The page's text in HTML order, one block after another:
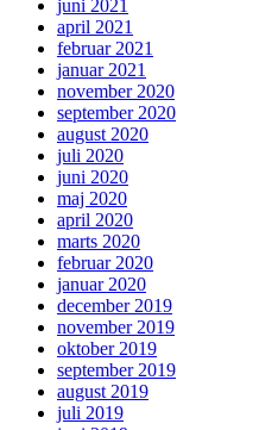
juni 2021
april 2021
februar 2021
januar 2021
november 2020
september 2020
august 2020
juli 2020
juni 2020
maj 2020
april 2020
marts 2020
februar 2020
januar 2020
december 2019
november 2019
oktober 2019
september 2019
august 2019
juli 2019